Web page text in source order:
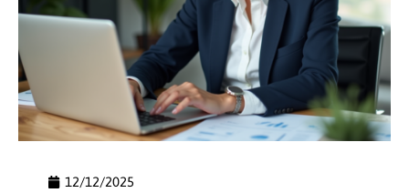
12/12/2025